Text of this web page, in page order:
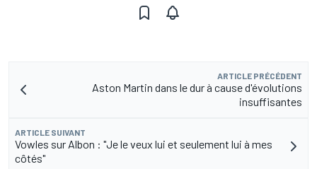
ARTICLE PRÉCÉDENT
Aston Martin dans le dur à cause d'évolutions
insuffisantes
ARTICLE SUIVANT
Vowles sur Albon : "Je le veux lui et seulement lui à mes
côtés"